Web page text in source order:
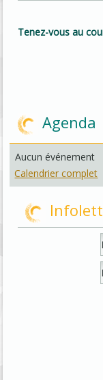
Tenez-vous au
Agenda
Aucun événement
Calendrier complet